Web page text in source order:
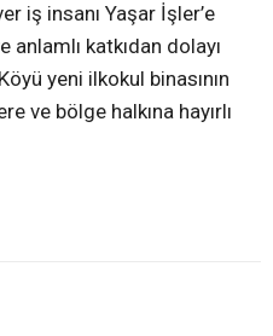
iş insanı Yaşar İşler’e
katkıdan dolayı
yeni ilkokul binasının
ve bölge halkına hayırlı